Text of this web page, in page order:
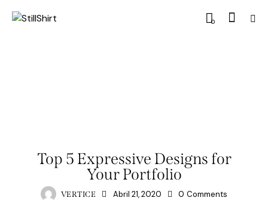
0
Top 5 Expressive Designs for
Your Portfolio
VERTICE Abril 21, 2020 0 Comments